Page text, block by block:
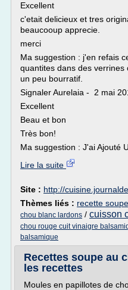
Excellent
c'etait delicieux et tres
beaucooup apprecie.
merci
Ma suggestion : j'en refais
quantites dans des
un peu bourratif.
Signaler Aurelaia - 2 mai
Excellent
Beau et bon
Très bon!
Ma suggestion : J'ai Ajouté
Lire la suite
Site : http://
Thèmes liés : recette
chou blanc lardons / cuisson
chou rouge cuit vinaigre
balsamique
Recettes soupe au
les recettes
Moules en papillotes de